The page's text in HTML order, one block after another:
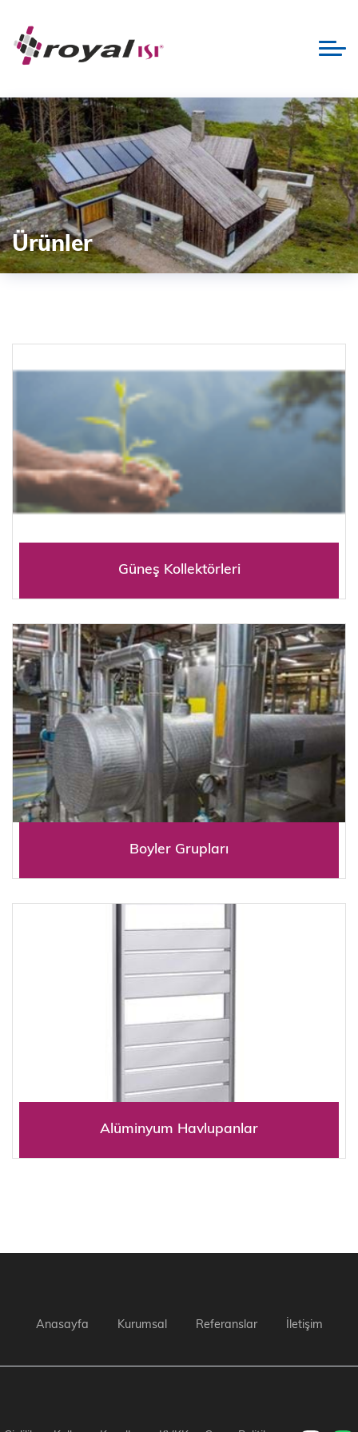
Ürünler
Güneş Kollektörleri
Boyler Grupları
Alüminyum Havlupanlar
Anasayfa Kurumsal Referanslar İletişim